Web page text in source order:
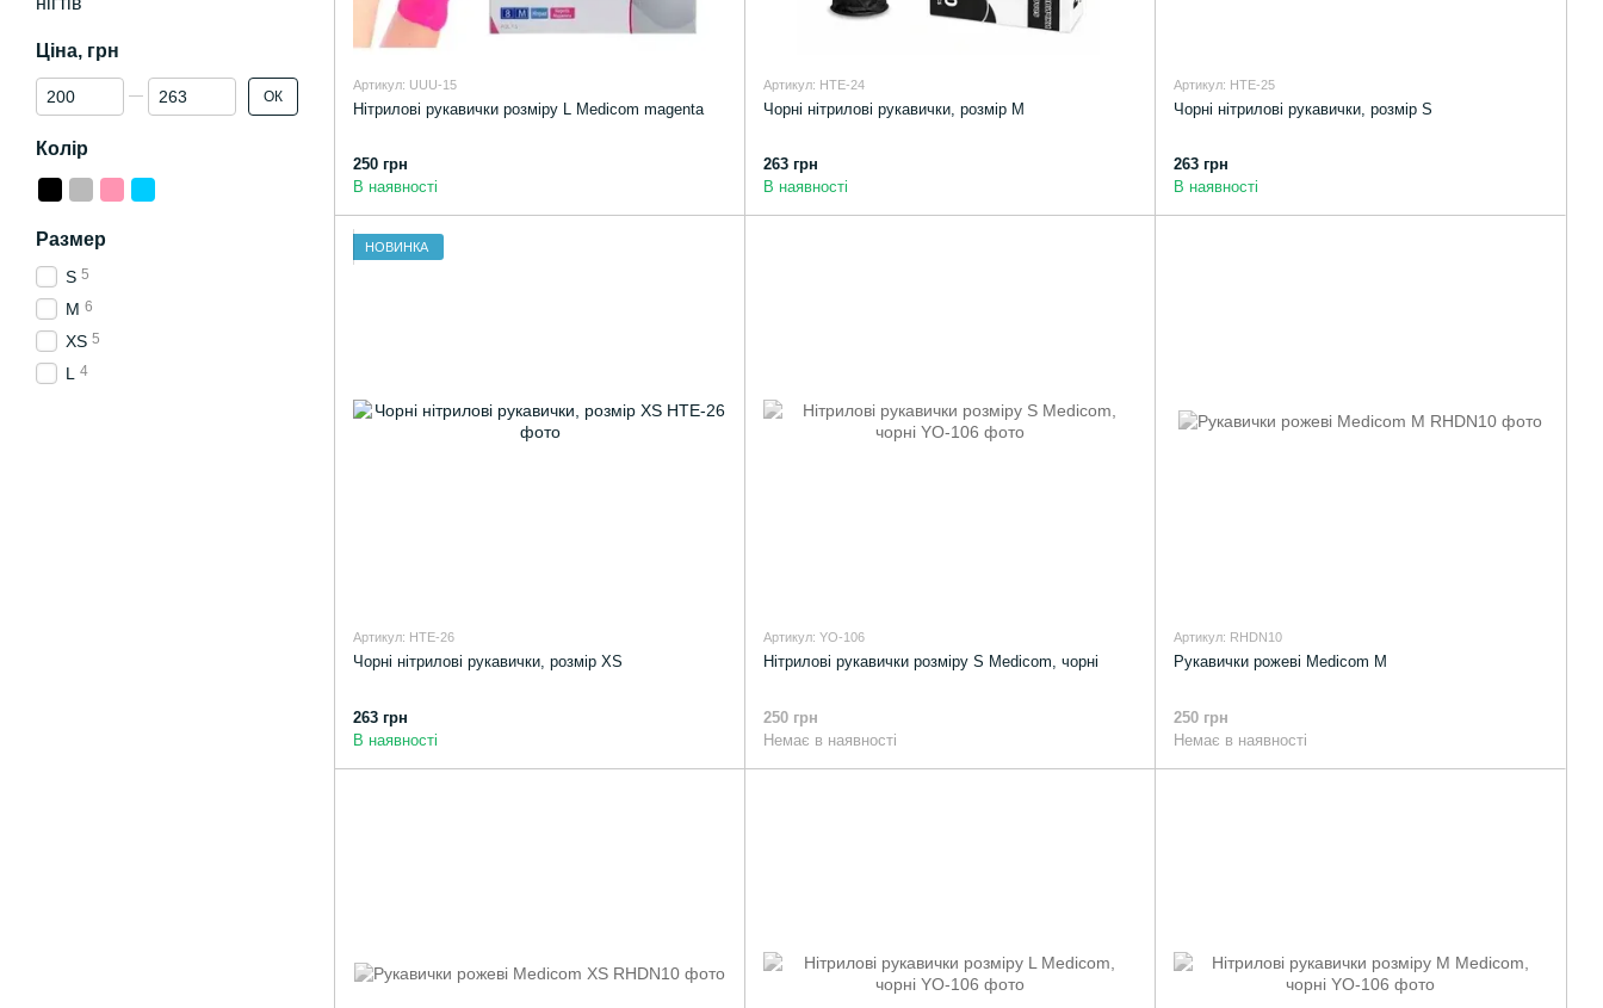
Артикул: UUU-15
Нітрилові рукавички розміру L Medicom magenta
250 грн
В наявності
Артикул: HTE-24
Чорні нітрилові рукавички, розмір М
263 грн
В наявності
Артикул: HTE-25
Чорні нітрилові рукавички, розмір S
263 грн
В наявності
НОВИНКА
Артикул: HTE-26
Чорні нітрилові рукавички, розмір XS
263 грн
В наявності
Артикул: YO-106
Нітрилові рукавички розміру S Medicom, чорні
250 грн
Немає в наявності
Артикул: RHDN10
Рукавички рожеві Medicom M
250 грн
Немає в наявності
Ціна, грн
Від Ціна, грн
До Ціна, грн ОК
Колір
Размер
S 5
M 6
XS 5
L 4